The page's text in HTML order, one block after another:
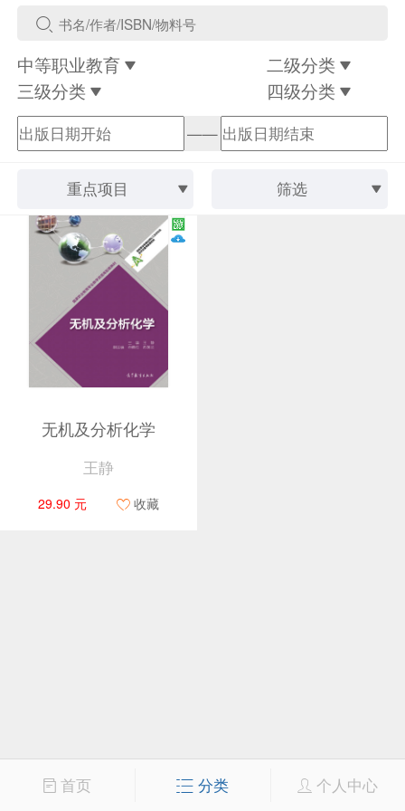
中等职业教育
二级分类
三级分类
四级分类
——
重点项目 筛选
无机及分析化学
王静
29.90 元 收藏
首页 分类 个人中心